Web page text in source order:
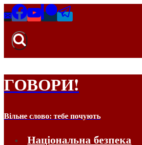
Перейти
до
вмісту
ГОВОРИ!
Вільне слово: тебе почують
Національна безпека